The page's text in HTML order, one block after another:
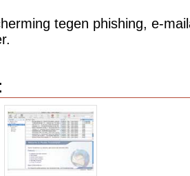
tegen phishing, e-